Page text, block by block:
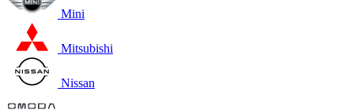
Mini
Mitsubishi
Nissan